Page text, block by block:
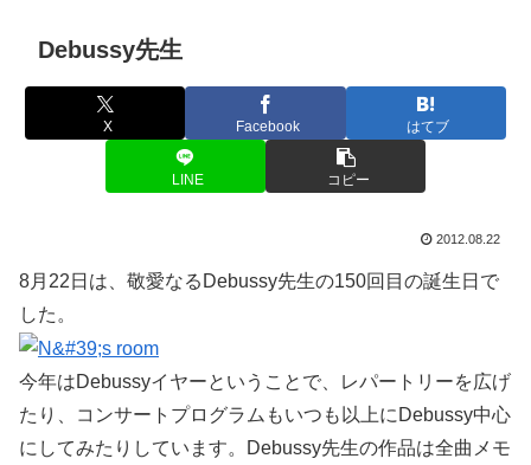
Debussy先生
X Facebook はてブ
LINE コピー
2012.08.22
8月22日は、敬愛なるDebussy先生の150回目の誕生日で
した。
今年はDebussyイヤーということで、レパートリーを広げ
たり、コンサートプログラムもいつも以上にDebussy中心
にしてみたりしています。Debussy先生の作品は全曲メモ